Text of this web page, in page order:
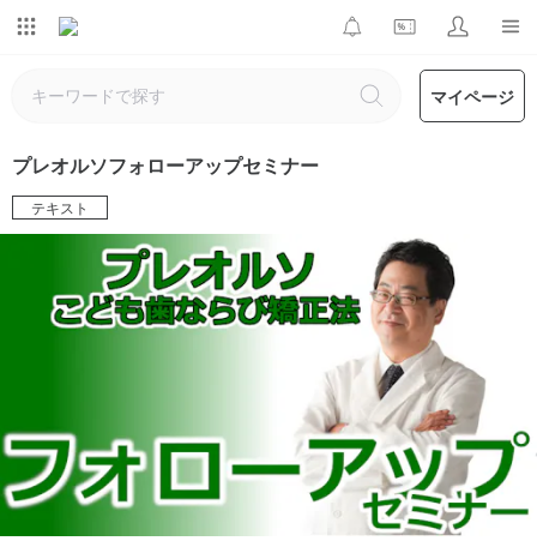
マイページ
プレオルソフォローアップセミナー
テキスト